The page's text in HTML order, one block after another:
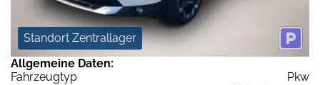
Standort Zentrallager
Allgemeine Daten:
Fahrzeugtyp
Pkw